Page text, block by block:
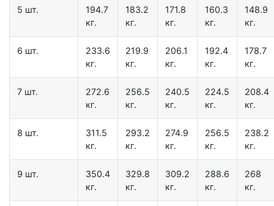
5 шт.
194.7
кг.
183.2
кг.
171.8
кг.
160.3
кг.
148.9
кг.
6 шт.
233.6
кг.
219.9
кг.
206.1
кг.
192.4
кг.
178.7
кг.
7 шт.
272.6
кг.
256.5
кг.
240.5
кг.
224.5
кг.
208.4
кг.
8 шт.
311.5
кг.
293.2
кг.
274.9
кг.
256.5
кг.
238.2
кг.
9 шт.
350.4
кг.
329.8
кг.
309.2
кг.
288.6
кг.
268
кг.